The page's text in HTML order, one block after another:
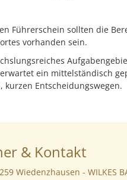
Führerschein sollten die
vorhanden sein.
ein mittelständisch
Entscheidungswegen.
& Kontakt
Wiedenzhausen - WILKES